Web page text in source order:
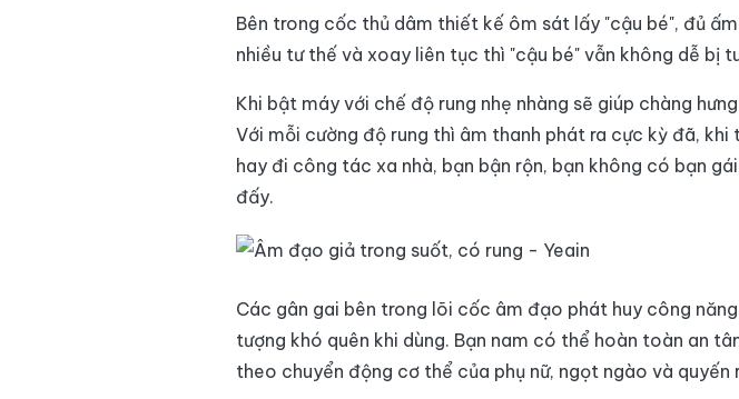
Bên trong cốc thủ dâm thiết kế ôm sát lấy "cậu bé", đủ
nhiều tư thế và xoay liên tục thì "cậu bé" vẫn không dễ bị
Khi bật máy với chế độ rung nhẹ nhàng sẽ giúp chàng
Với mỗi cường độ rung thì âm thanh phát ra cực kỳ đã, khi
hay đi công tác xa nhà, bạn bận rộn, bạn không có bạn
đấy.
Các gân gai bên trong lõi cốc âm đạo phát huy công
tượng khó quên khi dùng. Bạn nam có thể hoàn toàn an
theo chuyển động cơ thể của phụ nữ, ngọt ngào và quyến